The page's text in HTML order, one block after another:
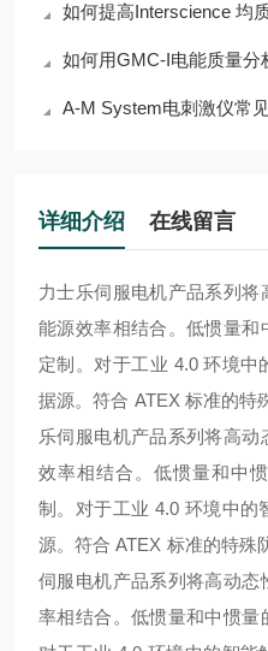
如何提高Interscience 均
如何用GMC-I电能质量分
A-M System电刺激仪常
详细介绍 在线留言
力士乐伺服电机产品系列将
能源效率相结合。低惯量
定制。对于工业 4.0 环境中
据源。符合 ATEX 标准的特
乐伺服电机产品系列将高
效率相结合。低惯量和中
制。对于工业 4.0 环境中的
源。符合 ATEX 标准的特殊
伺服电机产品系列将高动态
率相结合。低惯量和中惯量